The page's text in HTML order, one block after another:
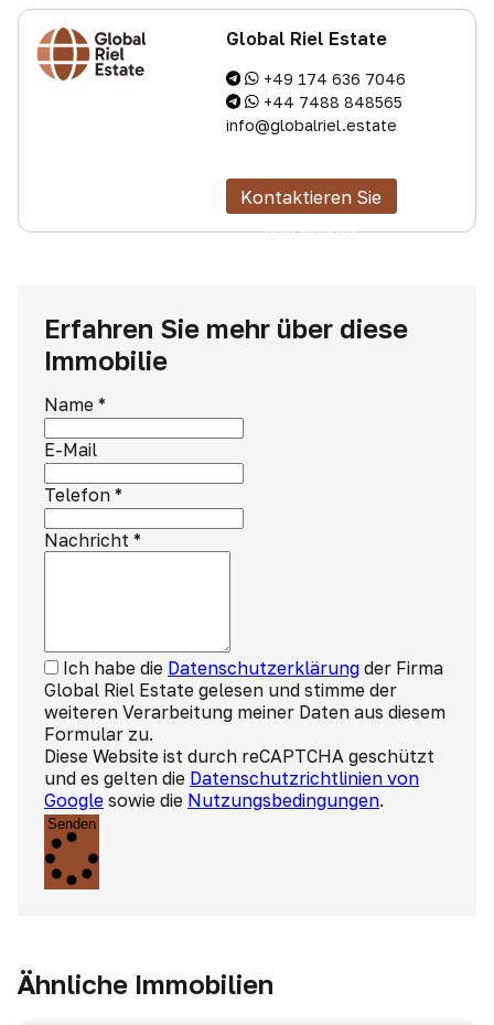
Global Riel Estate
+49 174 636 7046
+44 7488 848565
info@globalriel.estate
Kontaktieren Sie
den Makler
Erfahren Sie mehr über diese
Immobilie
Name *
E-Mail
Telefon *
Nachricht *
Ich habe die Datenschutzerklärung der Firma
Global Riel Estate gelesen und stimme der
weiteren Verarbeitung meiner Daten aus diesem
Formular zu.
Diese Website ist durch reCAPTCHA geschützt
und es gelten die Datenschutzrichtlinien von
Google sowie die Nutzungsbedingungen.
Senden
Ähnliche Immobilien